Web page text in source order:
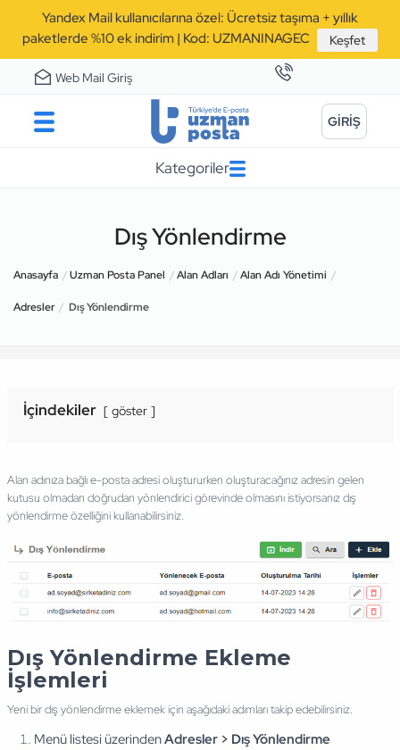
Yandex Mail kullanıcılarına özel: Ücretsiz taşıma + yıllık
paketlerde %10 ek indirim | Kod: UZMANINAGEC
Keşfet
Web Mail Giriş
GİRİŞ
Kategoriler
Dış Yönlendirme
Anasayfa Uzman Posta Panel Alan Adları Alan Adı Yönetimi
Adresler Dış Yönlendirme
İçindekiler göster
Alan adınıza bağlı e-posta adresi oluştururken oluşturacağınız adresin gelen
kutusu olmadan doğrudan yönlendirici görevinde olmasını istiyorsanız dış
yönlendirme özelliğini kullanabilirsiniz.
Dış Yönlendirme Ekleme
İşlemleri
Yeni bir dış yönlendirme eklemek için aşağıdaki adımları takip edebilirsiniz.
Menü listesi üzerindenAdresler > Dış Yönlendirme